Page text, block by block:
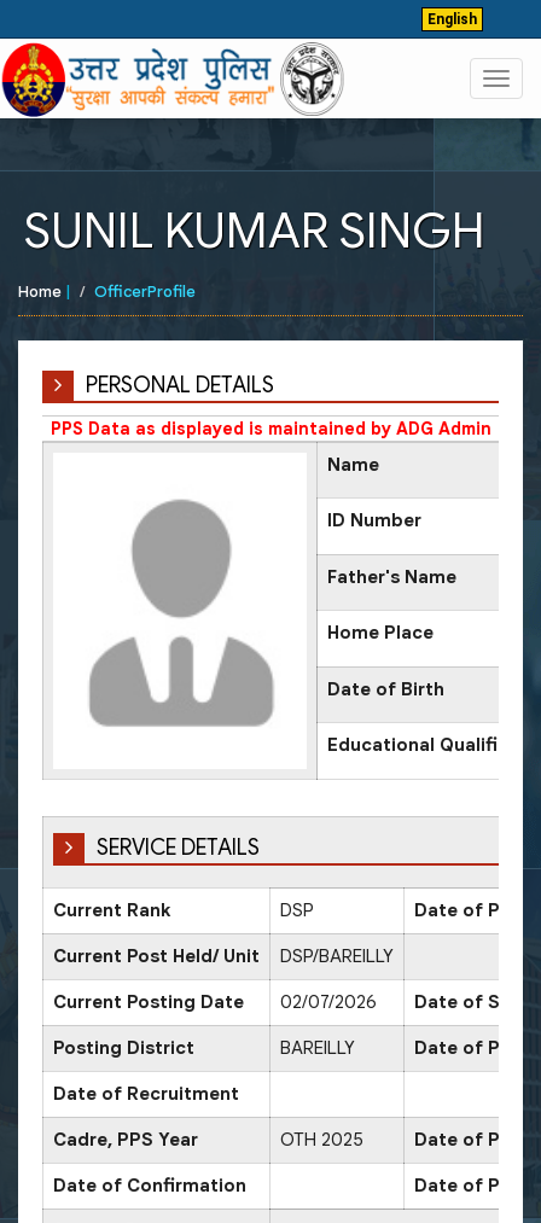
English
SUNIL KUMAR SINGH
Home | OfficerProfile
PERSONAL DETAILS
PPS Data as displayed is maintained by ADG Admin
Name
ID Number
Father's Name
Home Place
Date of Birth
Educational
SERVICE DETAILS
Current Rank DSP Date of
Current Post Held/ Unit DSP/BAREILLY
Current Posting Date 02/07/2026 Date of Sr.
Posting District BAREILLY Date of
Date of Recruitment
Cadre, PPS Year OTH 2025 Date of
Date of Confirmation Date of